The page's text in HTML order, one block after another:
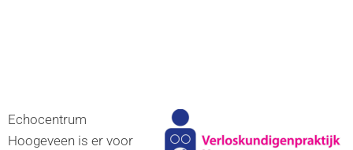
Echocentrum
Hoogeveen is er voor